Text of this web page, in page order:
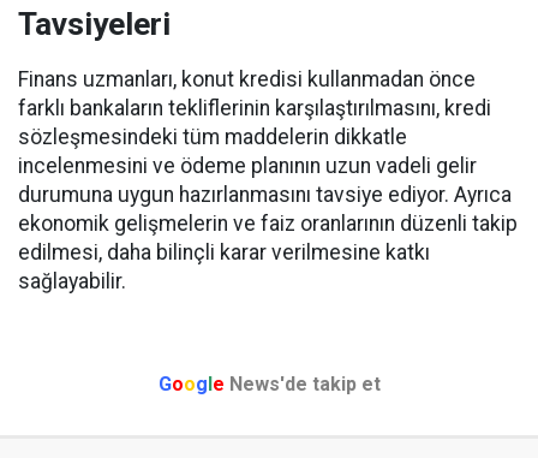
Tavsiyeleri
Finans uzmanları, konut kredisi kullanmadan önce
farklı bankaların tekliflerinin karşılaştırılmasını, kredi
sözleşmesindeki tüm maddelerin dikkatle
incelenmesini ve ödeme planının uzun vadeli gelir
durumuna uygun hazırlanmasını tavsiye ediyor. Ayrıca
ekonomik gelişmelerin ve faiz oranlarının düzenli takip
edilmesi, daha bilinçli karar verilmesine katkı
sağlayabilir.
Google News'de takip et